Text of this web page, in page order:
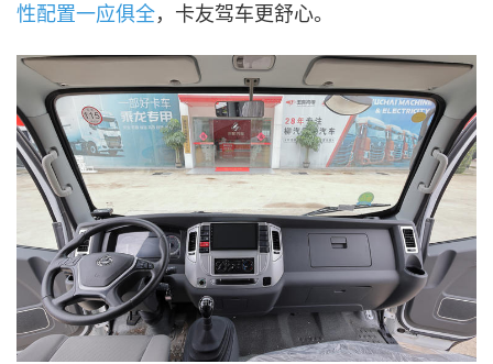
性配置一应俱全，卡友驾车更舒心。